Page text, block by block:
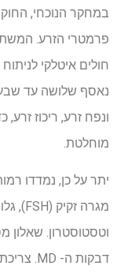
ונפח זרע, ריכוז זרע,
מוחלטת.